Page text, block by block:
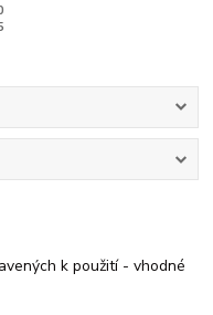
k použití - vhodné